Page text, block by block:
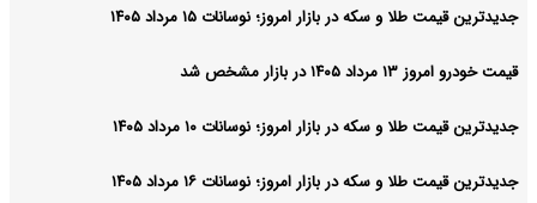
جدیدترین قیمت طلا و سکه در بازار امروز؛ نوسانات ۱۵ مرداد ۱۴۰۵
قیمت خودرو امروز ۱۳ مرداد ۱۴۰۵ در بازار مشخص شد
جدیدترین قیمت طلا و سکه در بازار امروز؛ نوسانات ۱۰ مرداد ۱۴۰۵
جدیدترین قیمت طلا و سکه در بازار امروز؛ نوسانات ۱۶ مرداد ۱۴۰۵